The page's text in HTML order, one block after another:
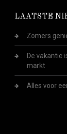
LAATSTE
Zomers
De vakantie
markt
Alles voor